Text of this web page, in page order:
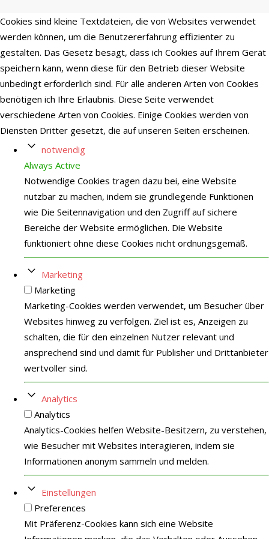
Cookies sind kleine Textdateien, die von Websites verwendet
werden können, um die Benutzererfahrung effizienter zu
gestalten. Das Gesetz besagt, dass ich Cookies auf Ihrem Gerät
speichern kann, wenn diese für den Betrieb dieser Website
unbedingt erforderlich sind. Für alle anderen Arten von Cookies
benötigen ich Ihre Erlaubnis. Diese Seite verwendet
verschiedene Arten von Cookies. Einige Cookies werden von
Diensten Dritter gesetzt, die auf unseren Seiten erscheinen.
notwendig
Always Active
Notwendige Cookies tragen dazu bei, eine Website
nutzbar zu machen, indem sie grundlegende Funktionen
wie Die Seitennavigation und den Zugriff auf sichere
Bereiche der Website ermöglichen. Die Website
funktioniert ohne diese Cookies nicht ordnungsgemäß.
Marketing
Marketing
Marketing-Cookies werden verwendet, um Besucher über
Websites hinweg zu verfolgen. Ziel ist es, Anzeigen zu
schalten, die für den einzelnen Nutzer relevant und
ansprechend sind und damit für Publisher und Drittanbieter
wertvoller sind.
Analytics
Analytics
Analytics-Cookies helfen Website-Besitzern, zu verstehen,
wie Besucher mit Websites interagieren, indem sie
Informationen anonym sammeln und melden.
Einstellungen
Preferences
Mit Präferenz-Cookies kann sich eine Website